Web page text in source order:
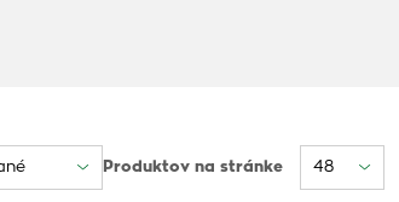
Produktov na stránke